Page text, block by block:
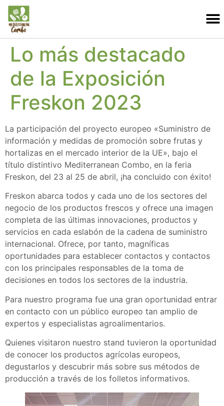
Lo más destacado
de la Exposición
Freskon 2023
La participación del proyecto europeo «Suministro de
información y medidas de promoción sobre frutas y
hortalizas en el mercado interior de la UE», bajo el
título distintivo Mediterranean Combo, en la feria
Freskon, del 23 al 25 de abril, ¡ha concluido con éxito!
Freskon abarca todos y cada uno de los sectores del
negocio de los productos frescos y ofrece una imagen
completa de las últimas innovaciones, productos y
servicios en cada eslabón de la cadena de suministro
internacional. Ofrece, por tanto, magníficas
oportunidades para establecer contactos y contactos
con los principales responsables de la toma de
decisiones en todos los sectores de la industria.
Para nuestro programa fue una gran oportunidad entrar
en contacto con un público europeo tan amplio de
expertos y especialistas agroalimentarios.
Quienes visitaron nuestro stand tuvieron la oportunidad
de conocer los productos agrícolas europeos,
degustarlos y descubrir más sobre sus métodos de
producción a través de los folletos informativos.